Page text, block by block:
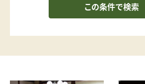
この条件で検索